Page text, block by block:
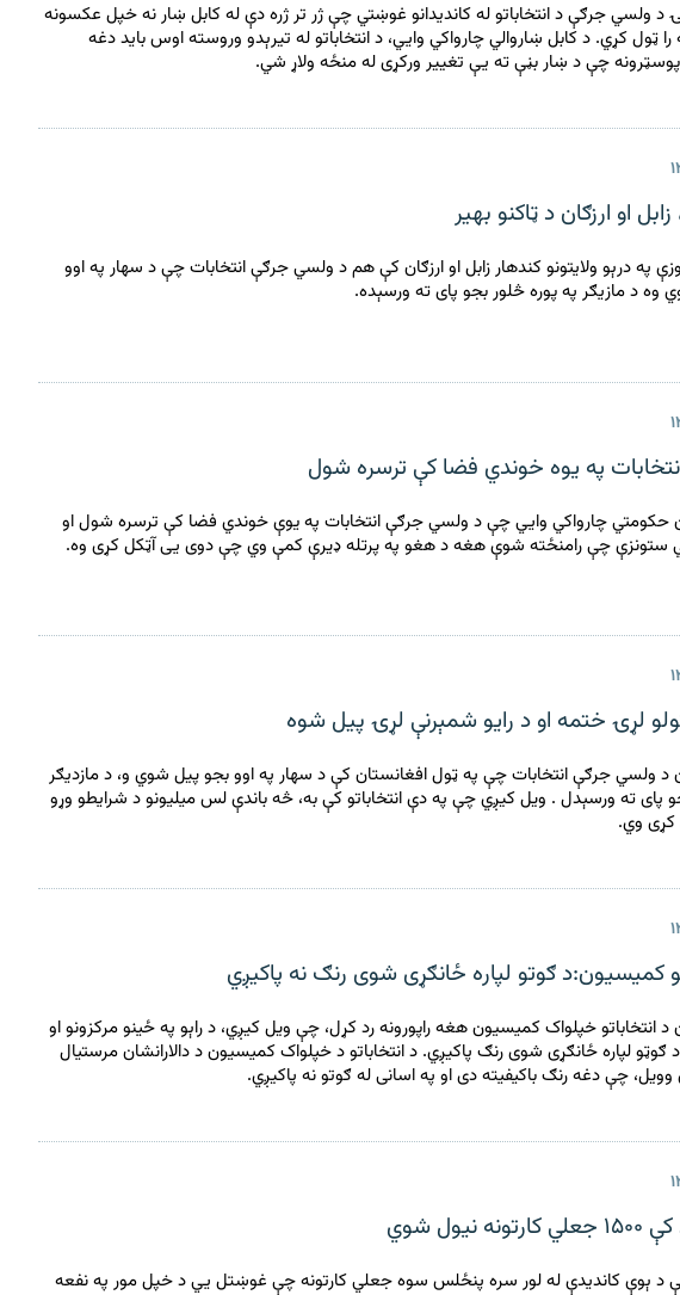
د ولسي جرګې د انتخاباتو له کاندیدانو غوښتي چې ژر تر ژره دې له کابل ښار نه خپل عکسونه
را ټول کړي. د کابل ښاروالي چارواکي وايي، د انتخاباتو له تیرېدو وروسته اوس باید دغه
چې د ښار بڼې ته یې تغییر ورکړی له منځه ولاړ شي.
او ارزګان د ټاکنو بهير
په درېو ولايتونو کندهار زابل او ارزګان کې هم د ولسي جرګې انتخابات چې د سهار په اوو
وه د مازيګر په پوره څلور بجو پای ته ورسېده.
په یوه خوندي فضا کې ترسره شول
حکومتي چارواکي وايي چې د ولسي جرګې انتخابات په یوې خوندي فضا کې ترسره شول او
ستونزې چې رامنځته شوې هغه د هغو په پرتله ډيرې کمې وي چې دوی یی آټکل کړی وه.
لړۍ ختمه او د رایو شمېرنې لړۍ پیل شوه
د ولسي جرګې انتخابات چې په ټول افغانستان کې د سهار په اوو بجو پیل شوي و، د مازدیګر
پای ته ورسېدل . ویل کیږي چې په دې انتخاباتو کې به، څه باندې لس میلیونو د شرایطو وړو
وي.
کمیسیون:د ګوتو لپاره ځانګړی شوی رنګ نه پاکیږي
د انتخاباتو خپلواک کمیسیون هغه راپورونه رد کړل، چې ویل کیږي، د راېو په ځینو مرکزونو او
لپاره ځانګړی شوی رنګ پاکیږي. د انتخاباتو د خپلواک کمیسیون د دالارانشان مرستیال
وویل، چې دغه رنګ باکیفیته دی او په اسانی له ګوتو نه پاکیږي.
شوي
د ېوې کانديدې له لور سره پنځلس سوه جعلي کارتونه چې غوښتل يي د خپل مور په نفعه